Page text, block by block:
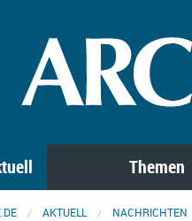
Themen
AKTUELL NACHRICHTEN